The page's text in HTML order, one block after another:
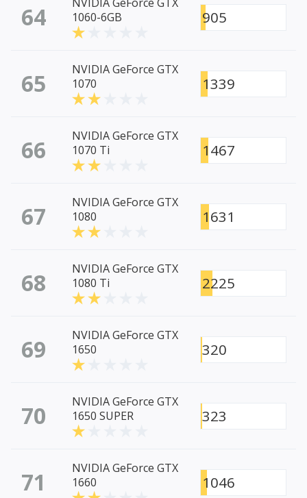
64
1060-6GB
905
65
NVIDIA GeForce GTX
1070
1339
66
NVIDIA GeForce GTX
1070 Ti
1467
67
NVIDIA GeForce GTX
1080
1631
68
NVIDIA GeForce GTX
1080 Ti
2225
69
NVIDIA GeForce GTX
1650
320
70
NVIDIA GeForce GTX
1650 SUPER
323
71
NVIDIA GeForce GTX
1660
1046